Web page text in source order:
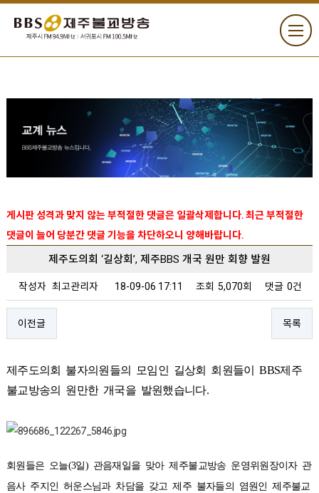
게시판 성격과 맞지 않는 부적절한 댓글은 일괄삭제합니다. 최근 부적절한
댓글이 늘어 당분간 댓글 기능을 차단하오니 양해바랍니다.
제주도의회 ‘길상회’, 제주BBS 개국 원만 회향 발원
작성자 최고관리자 18-09-06 17:11 조회 5,070회 댓글 0건
이전글 목록
제주도의회 불자의원들의 모임인 길상회 회원들이 BBS제주
불교방송의
원만한 개국을 발원했습니다.
회원들은 오늘(3일) 관음재일을 맞아 제주불교방송 운영위원장이자 관
음사 주지인 허운스님과 차담을 갖고 제주 불자들의 염원인 제주불교